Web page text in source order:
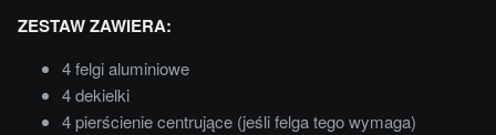
ZESTAW ZAWIERA:
4 felgi aluminiowe
4 dekielki
4 pierścienie centrujące (jeśli felga tego wymaga)